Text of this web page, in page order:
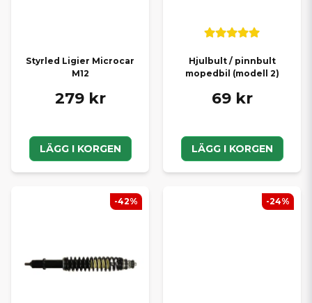
Styrled Ligier Microcar
M12
279 kr
LÄGG I KORGEN
Hjulbult / pinnbult
mopedbil (modell 2)
69 kr
LÄGG I KORGEN
-42% -24%